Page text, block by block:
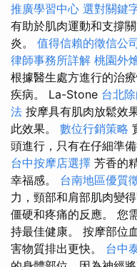
推廣學習中心 選對關鍵
有助於肌肉運動和支撐
炎。 值得信賴的徵信公
律師事務所詳解 桃園外
根據醫生處方進行的治
疾病。 La-Stone 台北
法 按摩具有肌肉放鬆效
此效果。 數位行銷策略
頭進行，只有在仔細準
台中按摩店選擇 芳香的
幸福感。 台南地區優質
力，頸部和肩部肌肉變
僵硬和疼痛的反應。 您
持最佳健康。 按摩部位
害物質排出更快。 台中